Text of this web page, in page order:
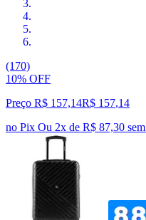
(170)
10% OFF
Preço R$ 157,14R$ 157,14
no Pix Ou 2x de R$ 87,30